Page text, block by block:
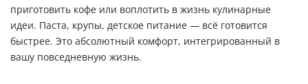
приготовить кофе или воплотить в жизнь кулинарные
идеи. Паста, крупы, детское питание — всё готовится
быстрее. Это абсолютный комфорт, интегрированный в
вашу повседневную жизнь.